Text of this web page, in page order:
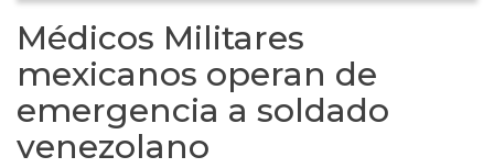
Médicos Militares
mexicanos operan de
emergencia a soldado
venezolano